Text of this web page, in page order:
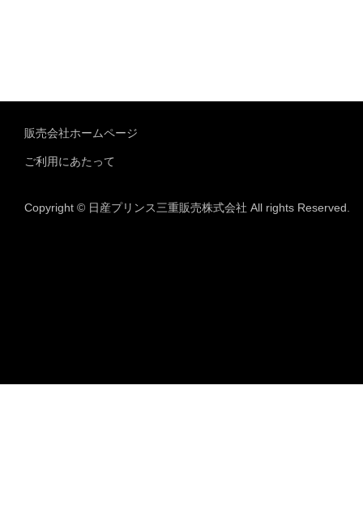
販売会社ホームページ
ご利用にあたって
Copyright © 日産プリンス三重販売株式会社 All rights Reserved.